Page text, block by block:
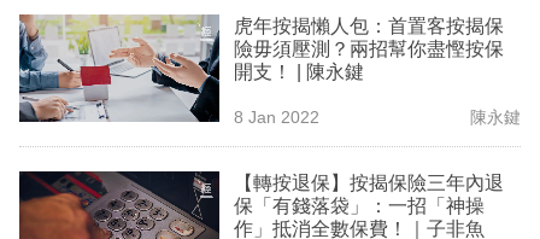
時
事
欄
訂
虎年按揭懶人包：首置客按揭保
險毋須壓測？兩招幫你盡慳按保
開支！ | 陳永鍵
8 Jan 2022 陳永鍵
【轉按退保】按揭保險三年內退
保「有錢落袋」：一招「神操
作」抵消全數保費！｜子非魚